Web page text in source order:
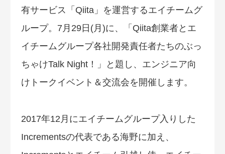
有サービス「Qiita」を運営するエイチームグ
ループ。7月29日(月)に、「Qiita創業者とエ
イチームグループ各社開発責任者たちのぶっ
ちゃけTalk Night！」と題し、エンジニア向
けトークイベント＆交流会を開催します。
2017年12月にエイチームグループ入りした
Incrementsの代表である海野に加え、